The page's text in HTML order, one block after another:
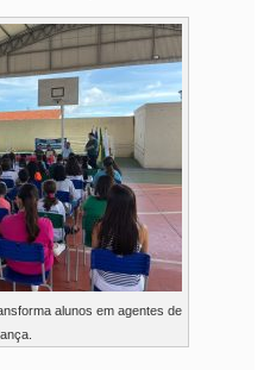
alunos em agentes de